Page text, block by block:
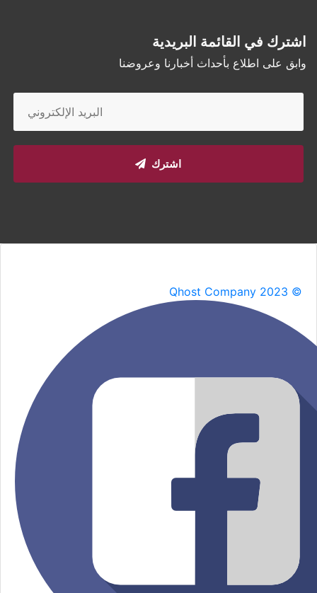
اشترك في القائمة البريدية
وابق على اطلاع بأحداث أخبارنا وعروضنا
اشترك
Qhost Company 2023 ©